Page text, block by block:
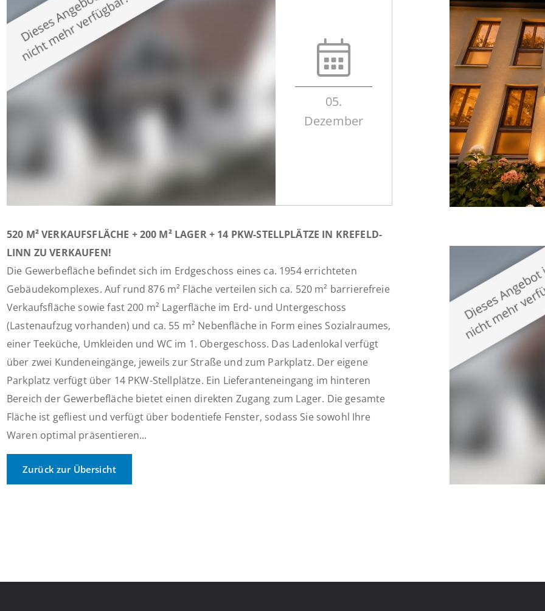
05.
Dezember
520 M² VERKAUFSFLÄCHE + 200 M² LAGER + 14 PKW-STELLPLÄTZE IN KREFELD-
LINN ZU VERKAUFEN!
Die Gewerbefläche befindet sich im Erdgeschoss eines ca. 1954 errichteten
Gebäudekomplexes. Auf rund 876 m² Fläche verteilen sich ca. 520 m² barrierefreie
Verkaufsfläche sowie fast 200 m² Lagerfläche im Erd- und Untergeschoss
(Lastenaufzug vorhanden) und ca. 55 m² Nebenfläche in Form eines Sozialraumes,
einer Teeküche, Umkleiden und WC im 1. Obergeschoss. Das Ladenlokal verfügt
über zwei Kundeneingänge, jeweils zur Straße und zum Parkplatz. Der eigene
Parkplatz verfügt über 14 PKW-Stellplätze. Ein Lieferanteneingang im hinteren
Bereich der Gewerbefläche bietet einen direkten Zugang zum Lager. Die gesamte
Fläche ist gefliest und verfügt über bodentiefe Fenster, sodass Sie sowohl Ihre
Waren optimal präsentieren...
Zurück zur Übersicht